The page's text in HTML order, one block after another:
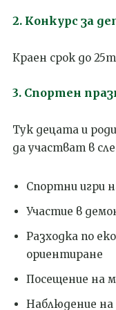
2. Конкурс за
Краен срок до
3. Спортен
Тук децата и
да участват в
Спортни игри
Участие в
Разходка по
ориентиране
Посещение на
Наблюдение на